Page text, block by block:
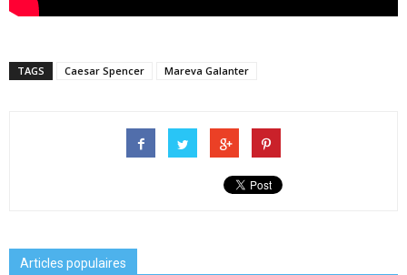
TAGS Caesar Spencer Mareva Galanter
Articles populaires